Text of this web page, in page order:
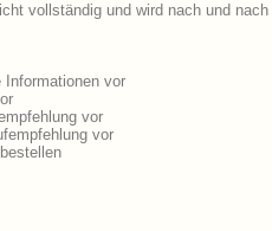
vollständig und wird nach und
vor
vor
vor